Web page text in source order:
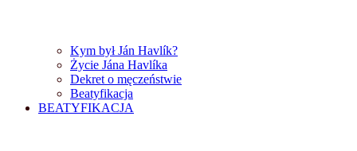
Kym był Ján Havlík?
Życie Jána Havlíka
Dekret o męczeństwie
Beatyfikacja
BEATYFIKACJA